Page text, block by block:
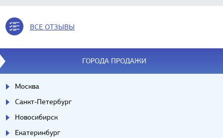
ВСЕ ОТЗЫВЫ
ГОРОДА ПРОДАЖИ
Москва
Санкт-Петербург
Новосибирск
Екатеринбург